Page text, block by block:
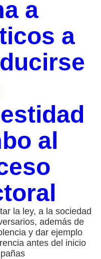
a
a
al
la ley, a la sociedad
además de
y dar ejemplo
antes del inicio